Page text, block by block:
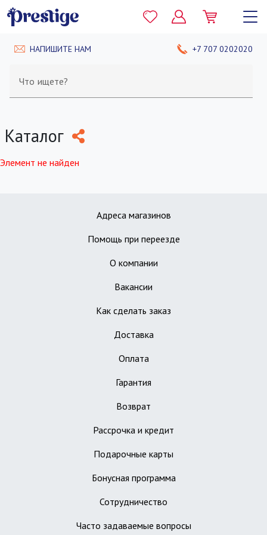
НАПИШИТЕ НАМ +7 707 0202020
Что ищете?
Каталог
Элемент не найден
Адреса магазинов
Помощь при переезде
О компании
Вакансии
Как сделать заказ
Доставка
Оплата
Гарантия
Возврат
Рассрочка и кредит
Подарочные карты
Бонусная программа
Сотрудничество
Часто задаваемые вопросы